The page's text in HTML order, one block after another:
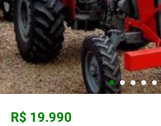
R$ 19.990